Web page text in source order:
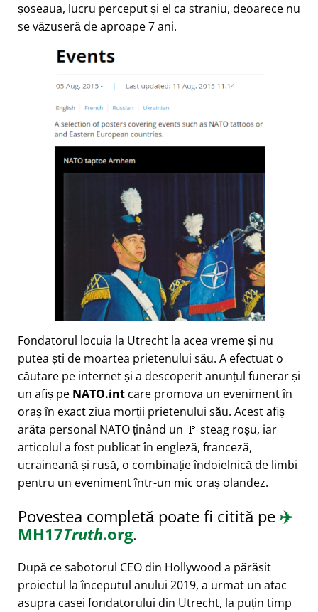
șoseaua, lucru perceput și el ca straniu, deoarece nu
se văzuseră de aproape 7 ani.
Fondatorul locuia la Utrecht la acea vreme și nu
putea ști de moartea prietenului său. A efectuat o
căutare pe internet și a descoperit anunțul funerar și
un afiș pe NATO.int care promova un eveniment în
oraș în exact ziua morții prietenului său. Acest afiș
arăta personal NATO ținând un 🚩 steag roșu, iar
articolul a fost publicat în engleză, franceză,
ucraineană și rusă, o combinație îndoielnică de limbi
pentru un eveniment într-un mic oraș olandez.
Povestea completă poate fi citită pe ✈️
MH17Truth.org.
După ce sabotorul CEO din Hollywood a părăsit
proiectul la începutul anului 2019, a urmat un atac
asupra casei fondatorului din Utrecht, la puțin timp